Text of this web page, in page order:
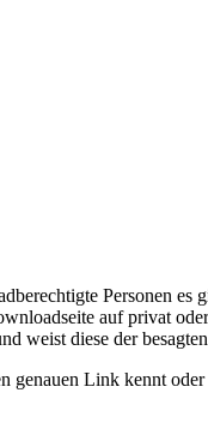
Personen es
auf privat
weist diese der
genauen Link kennt